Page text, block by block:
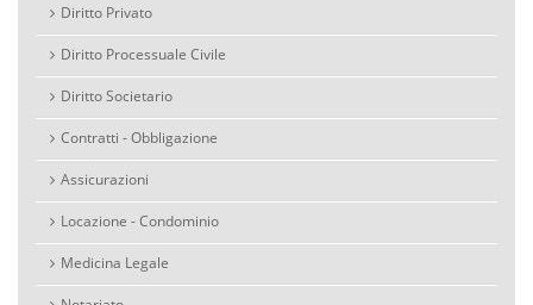
Diritto Privato
Diritto Processuale Civile
Diritto Societario
Contratti - Obbligazione
Assicurazioni
Locazione - Condominio
Medicina Legale